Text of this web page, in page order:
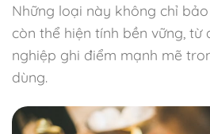
Những loại này không chỉ
còn thể hiện tính bền vững, từ
nghiệp ghi điểm mạnh mẽ
dùng.